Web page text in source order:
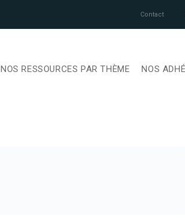
Contact
NOS RESSOURCES PAR THÈME NOS